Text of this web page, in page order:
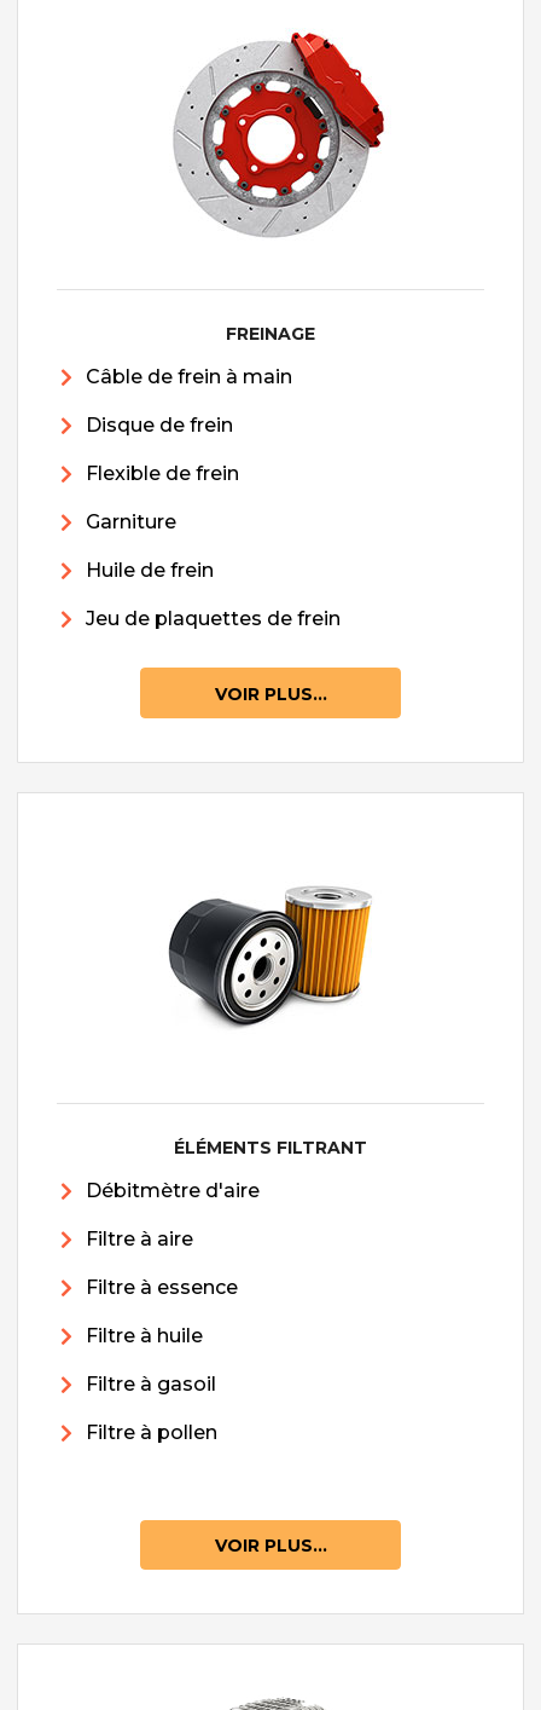
FREINAGE
Câble de frein à main
Disque de frein
Flexible de frein
Garniture
Huile de frein
Jeu de plaquettes de frein
VOIR PLUS...
ÉLÉMENTS FILTRANT
Débitmètre d'aire
Filtre à aire
Filtre à essence
Filtre à huile
Filtre à gasoil
Filtre à pollen
VOIR PLUS...